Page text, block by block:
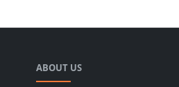
ABOUT US